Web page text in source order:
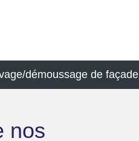
démoussage de façade
nos